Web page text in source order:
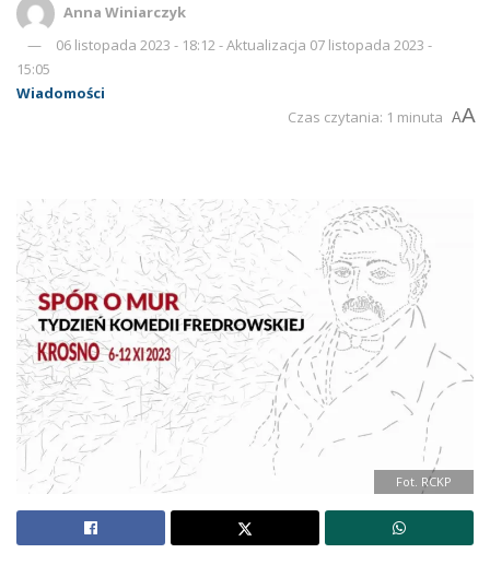
Anna Winiarczyk
06 listopada 2023 - 18:12 - Aktualizacja 07 listopada 2023 -
15:05
Wiadomości
Czas czytania: 1 minuta AA
Fot. RCKP